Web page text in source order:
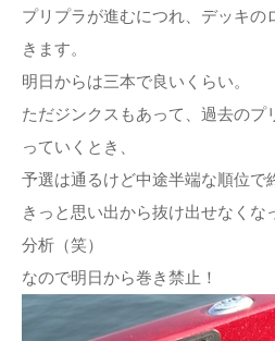
プリプラが進むにつれ、デッキの
きます。
明日からは三本で良いくらい。
ただジンクスもあって、過去のプ
っていくとき、
予選は通るけど中途半端な順位で
きっと思い出から抜け出せなくな
分析（笑）
なので明日から巻き禁止！
プライバシーポリシー